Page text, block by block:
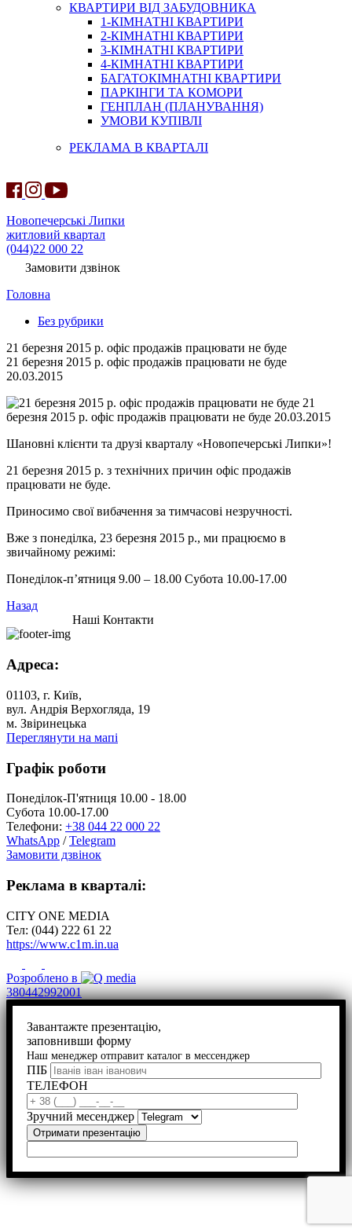
КВАРТИРИ ВІД ЗАБУДОВНИКА
1-КІМНАТНІ КВАРТИРИ
2-КІМНАТНІ КВАРТИРИ
3-КІМНАТНІ КВАРТИРИ
4-КІМНАТНІ КВАРТИРИ
БАГАТОКІМНАТНІ КВАРТИРИ
ПАРКІНГИ ТА КОМОРИ
ГЕНПЛАН (ПЛАНУВАННЯ)
УМОВИ КУПІВЛІ
РЕКЛАМА В КВАРТАЛІ
Новопечерські Липки
житловий квартал
(044)22 000 22
Замовити дзвінок
Головна
Без рубрики
21 березня 2015 р. офіс продажів працювати не буде
21 березня 2015 р. офіс продажів працювати не буде
20.03.2015
21
березня 2015 р. офіс продажів працювати не буде 20.03.2015
Шановні клієнти та друзі кварталу «Новопечерські Липки»!
21 березня 2015 р. з технічних причин офіс продажів
працювати не буде.
Приносимо свої вибачення за тимчасові незручності.
Вже з понеділка, 23 березня 2015 р., ми працюємо в
звичайному режимі:
Понеділок-п’ятниця 9.00 – 18.00 Субота 10.00-17.00
Назад
Наші Контакти
Адреса:
01103, г. Київ,
вул. Андрія Верхогляда, 19
м. Звіринецька
Переглянути на мапі
Графік роботи
Понеділок-П'ятниця 10.00 - 18.00
Субота 10.00-17.00
Телефони: +38 044 22 000 22
WhatsApp /Telegram
Замовити дзвінок
Реклама в кварталі:
CITY ONE MEDIA
Тел: (044) 222 61 22
https://www.c1m.in.ua
Розроблено в
380442992001
Завантажте презентацію,
заповнивши форму
Наш менеджер отправит каталог в мессенджер
ПІБ
ТЕЛЕФОН
Зручний месенджер